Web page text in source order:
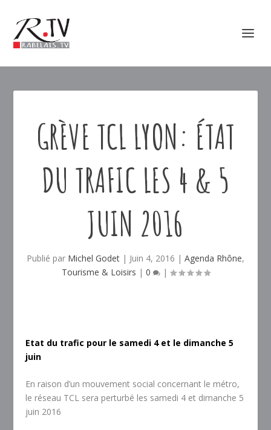
GRÈVE TCL LYON: ÉTAT
DU TRAFIC LES 4 & 5
JUIN 2016
Publié par Michel Godet | Juin 4, 2016 | Agenda Rhône,
Tourisme & Loisirs | 0 |
Etat du trafic pour le samedi 4 et le dimanche 5
juin
En raison d’un mouvement social concernant le métro,
le réseau TCL sera perturbé les samedi 4 et dimanche 5
juin 2016